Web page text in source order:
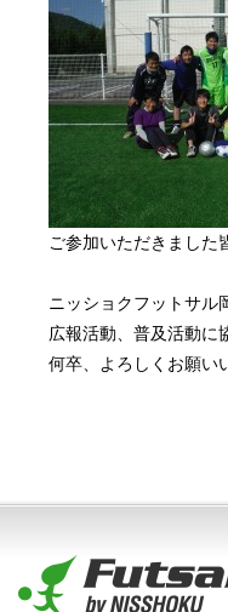
ご参加いただきました
ニッショクフットサル
広報活動、普及活動に
何卒、よろしくお願い